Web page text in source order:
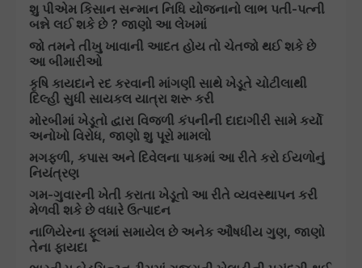
શુ પીએમ કિસાન સન્માન નિધિ યોજનાનો લાભ પતી-પત્ની
બન્ને લઈ શકે છે ? જાણો આ લેખમાં
જો તમને તીખુ ખાવાની આદત હોય તો ચેતજો થઈ શકે છે
આ બીમારીઓ
કૃષિ કાયદાને રદ કરવાની માંગણી સાથે ખેડૂતે ચોટીલાથી
દિલ્હી સુધી સાયકલ યાત્રા શરૂ કરી
મોરબીમાં ખેડૂતો દ્વારા વિજળી કંપનીની દાદાગીરી સામે કર્યો
અનોખો વિરોધ, જાણો શુ પૂરો મામલો
મગફળી, કપાસ અને દિવેલના પાકમાં આ રીતે કરો ઈયળોનું
નિયંત્રણ
ગમ-ગુવારની ખેતી કરાતા ખેડૂતો આ રીતે વ્યવસ્થાપન કરી
મેળવી શકે છે વધારે ઉત્પાદન
નાળિયેરના ફૂલમાં સમાયેલ છે અનેક ઔષધીય ગુણ, જાણો
તેના ફાયદા